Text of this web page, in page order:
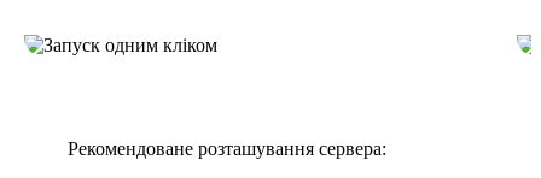
Рекомендоване розташування сервера: